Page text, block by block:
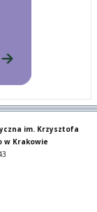
im. Krzysztofa
w Krakowie